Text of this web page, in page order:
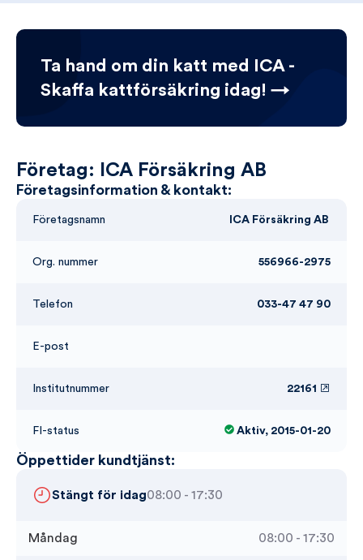
Ta hand om din katt med ICA -
Skaffa kattförsäkring idag! →
Företag: ICA Försäkring AB
Företagsinformation & kontakt:
Företagsnamn ICA Försäkring AB
Org. nummer 556966-2975
Telefon 033-47 47 90
E-post
Institutnummer 22161
FI-status Aktiv, 2015-01-20
Öppettider kundtjänst:
Stängt för idag08:00 - 17:30
Måndag 08:00 - 17:30